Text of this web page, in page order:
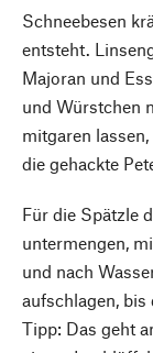
Schneebesen
entsteht.
Majoran und
und Würstchen
mitgaren
die gehackte
Für die Spätzle
untermengen,
und nach
aufschlagen,
Tipp: Das geht